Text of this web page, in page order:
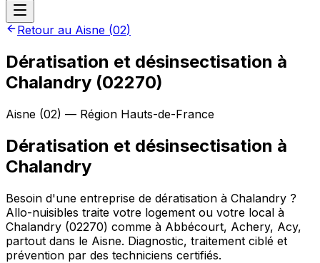
Retour au Aisne (02)
Dératisation et désinsectisation à
Chalandry (02270)
Aisne (02) — Région Hauts-de-France
Dératisation et désinsectisation à
Chalandry
Besoin d'une entreprise de dératisation à Chalandry ?
Allo-nuisibles traite votre logement ou votre local à
Chalandry (02270) comme à Abbécourt, Achery, Acy,
partout dans le Aisne. Diagnostic, traitement ciblé et
prévention par des techniciens certifiés.